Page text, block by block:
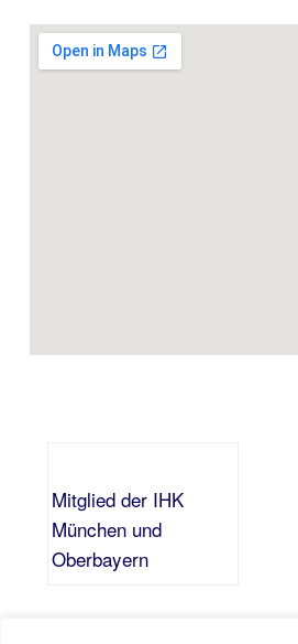
Mitglied der IHK
München und
Oberbayern